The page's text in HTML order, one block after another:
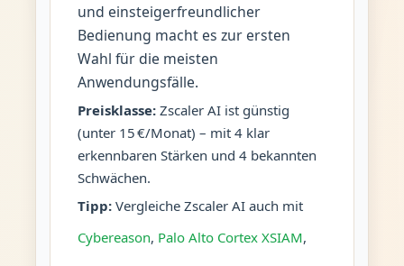
und einsteigerfreundlicher
Bedienung macht es zur ersten
Wahl für die meisten
Anwendungsfälle.
Preisklasse:Zscaler AI ist günstig
(unter 15 €/Monat) – mit 4 klar
erkennbaren Stärken und 4 bekannten
Schwächen.
Tipp:Vergleiche Zscaler AI auch mit
Cybereason, Palo Alto Cortex XSIAM,